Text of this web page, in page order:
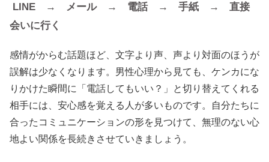
LINE → メール → 電話 → 手紙 → 直接
会いに行く
感情がからむ話題ほど、文字より声、声より対面のほうが
誤解は少なくなります。男性心理から見ても、ケンカにな
りかけた瞬間に「電話してもいい？」と切り替えてくれる
相手には、安心感を覚える人が多いものです。自分たちに
合ったコミュニケーションの形を見つけて、無理のない心
地よい関係を長続きさせていきましょう。